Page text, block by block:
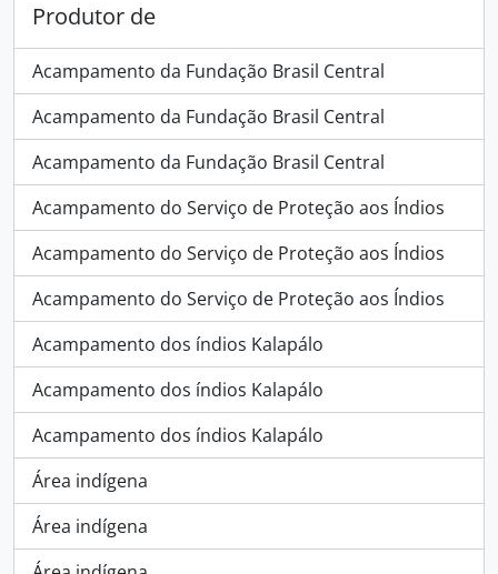
Produtor de
Acampamento da Fundação Brasil Central
Acampamento da Fundação Brasil Central
Acampamento da Fundação Brasil Central
Acampamento do Serviço de Proteção aos Índios
Acampamento do Serviço de Proteção aos Índios
Acampamento do Serviço de Proteção aos Índios
Acampamento dos índios Kalapálo
Acampamento dos índios Kalapálo
Acampamento dos índios Kalapálo
Área indígena
Área indígena